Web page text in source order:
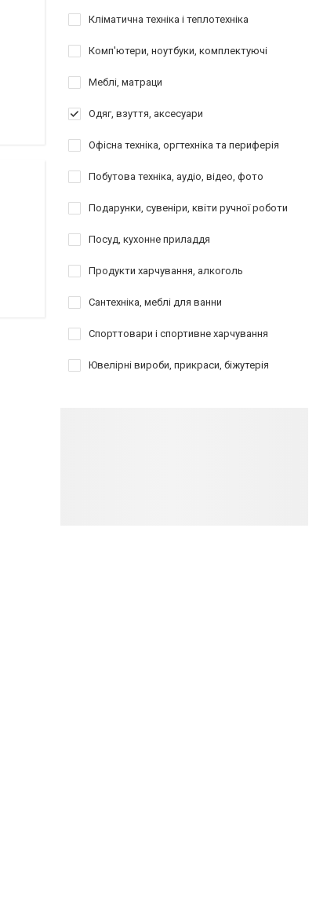
Кліматична техніка і теплотехніка
Комп'ютери, ноутбуки, комплектуючі
Меблі, матраци
Одяг, взуття, аксесуари
Офісна техніка, оргтехніка та периферія
Побутова техніка, аудіо, відео, фото
Подарунки, сувеніри, квіти ручної роботи
Посуд, кухонне приладдя
Продукти харчування, алкоголь
Сантехніка, меблі для ванни
Спорттовари і спортивне харчування
Ювелірні вироби, прикраси, біжутерія